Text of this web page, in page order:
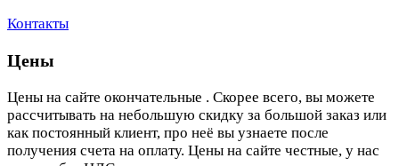
Контакты
Цены
Цены на сайте окончательные . Скорее всего, вы можете
рассчитывать на небольшую скидку за большой заказ или
как постоянный клиент, про неё вы узнаете после
получения счета на оплату. Цены на сайте честные, у нас